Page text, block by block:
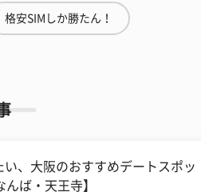
格安SIMしか勝たん！
い、大阪のおすすめデートスポッ
んば・天王寺】